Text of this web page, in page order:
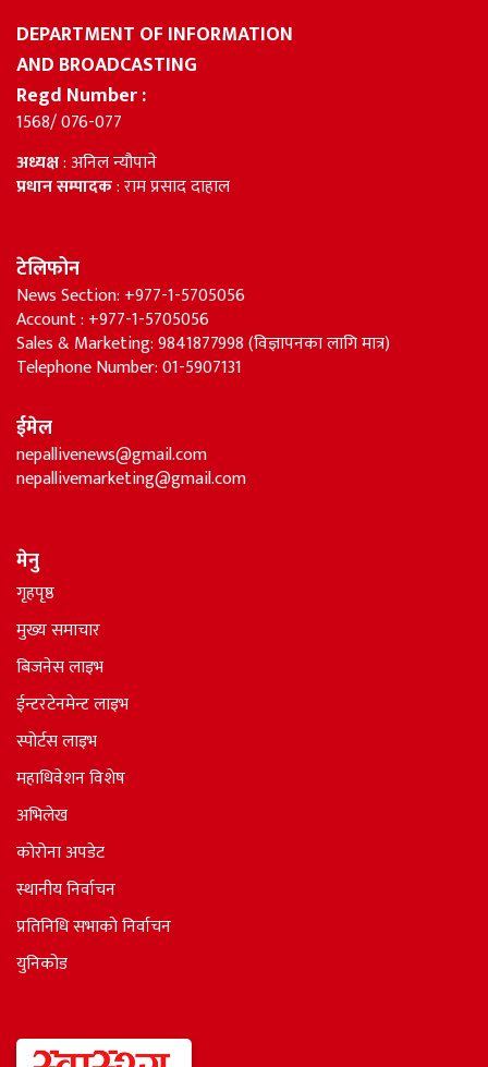
DEPARTMENT OF INFORMATION
AND BROADCASTING
Regd Number :
1568/ 076-077
अध्यक्ष: अनिल न्यौपाने
प्रधान सम्पादक: राम प्रसाद दाहाल
टेलिफोन
News Section: +977-1-5705056
Account : +977-1-5705056
Sales & Marketing: 9841877998 (विज्ञापनका लागि मात्र)
Telephone Number: 01-5907131
ईमेल
nepallivenews@gmail.com
nepallivemarketing@gmail.com
मेनु
गृहपृष्ठ
मुख्य समाचार
बिजनेस लाइभ
ईन्टरटेनमेन्ट लाइभ
स्पोर्टस लाइभ
महाधिवेशन विशेष
अभिलेख
कोरोना अपडेट
स्थानीय निर्वाचन
प्रतिनिधि सभाकाे निर्वाचन
युनिकोड